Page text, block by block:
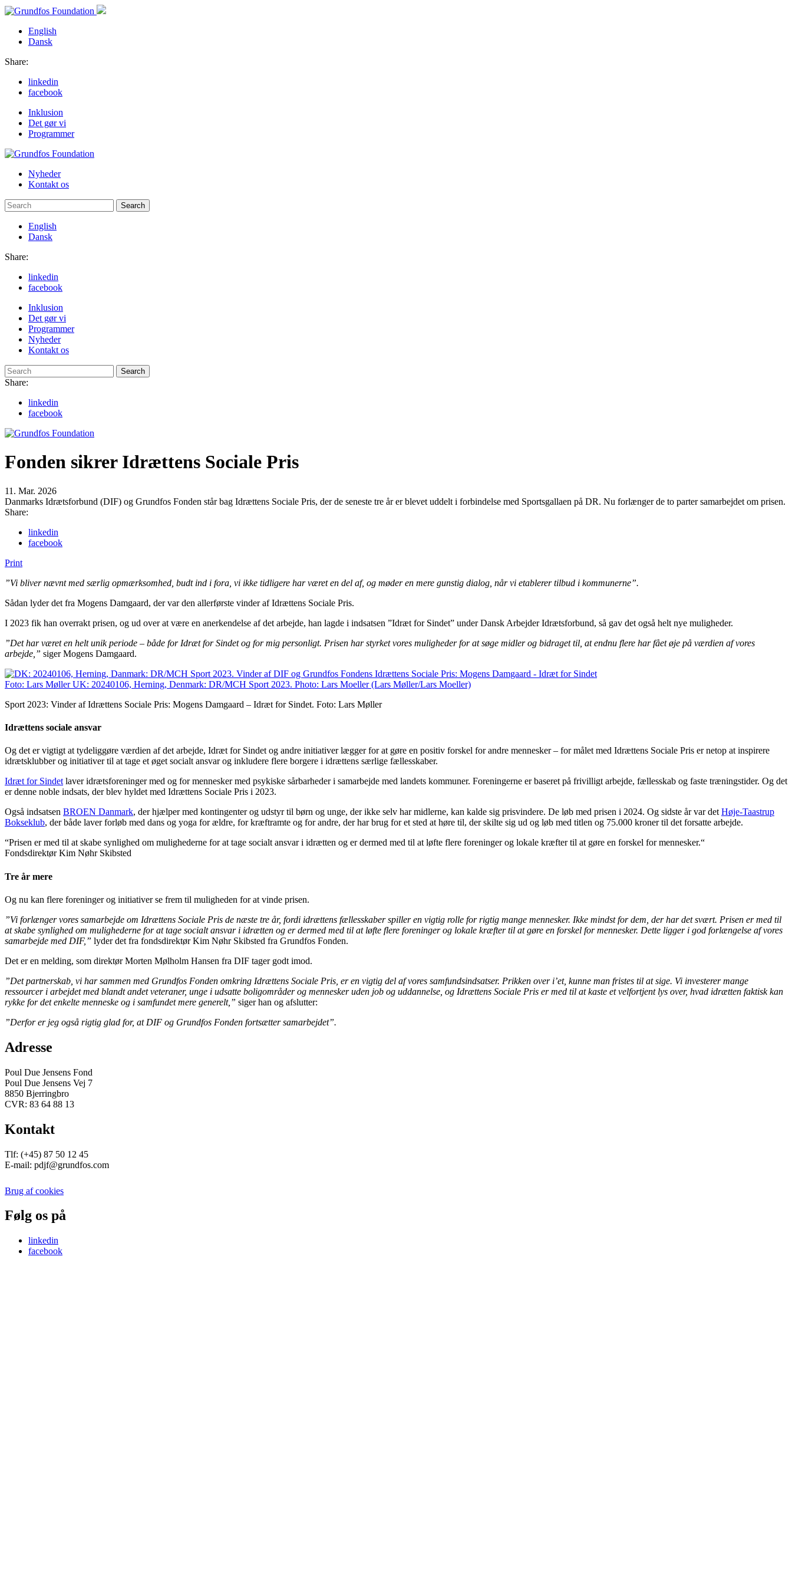
English
Dansk
Share:
linkedin
facebook
Inklusion
Det gør vi
Programmer
Nyheder
Kontakt os
Search
English
Dansk
Share:
linkedin
facebook
Inklusion
Det gør vi
Programmer
Nyheder
Kontakt os
Search
Share:
linkedin
facebook
Fonden sikrer Idrættens Sociale Pris
11. Mar. 2026
Danmarks Idrætsforbund (DIF) og Grundfos Fonden står bag Idrættens Sociale Pris, der de seneste tre år er blevet uddelt i forbindelse med Sportsgallaen på DR. Nu forlænger de to parter samarbejdet om prisen.
Share:
linkedin
facebook
Print
”Vi bliver nævnt med særlig opmærksomhed, budt ind i fora, vi ikke tidligere har været en del af, og møder en mere gunstig dialog, når vi etablerer tilbud i kommunerne”.
Sådan lyder det fra Mogens Damgaard, der var den allerførste vinder af Idrættens Sociale Pris.
I 2023 fik han overrakt prisen, og ud over at være en anerkendelse af det arbejde, han lagde i indsatsen ”Idræt for Sindet” under Dansk Arbejder Idrætsforbund, så gav det også helt nye muligheder.
”Det har været en helt unik periode – både for Idræt for Sindet og for mig personligt. Prisen har styrket vores muligheder for at søge midler og bidraget til, at endnu flere har fået øje på værdien af vores
arbejde,” siger Mogens Damgaard.
Sport 2023: Vinder af Idrættens Sociale Pris: Mogens Damgaard – Idræt for Sindet. Foto: Lars Møller
Idrættens sociale ansvar
Og det er vigtigt at tydeliggøre værdien af det arbejde, Idræt for Sindet og andre initiativer lægger for at gøre en positiv forskel for andre mennesker – for målet med Idrættens Sociale Pris er netop at inspirere
idrætsklubber og initiativer til at tage et øget socialt ansvar og inkludere flere borgere i idrættens særlige fællesskaber.
Idræt for Sindetlaver idrætsforeninger med og for mennesker med psykiske sårbarheder i samarbejde med landets kommuner. Foreningerne er baseret på frivilligt arbejde, fællesskab og faste træningstider. Og det
er denne noble indsats, der blev hyldet med Idrættens Sociale Pris i 2023.
Også indsatsen BROEN Danmark, der hjælper med kontingenter og udstyr til børn og unge, der ikke selv har midlerne, kan kalde sig prisvindere. De løb med prisen i 2024. Og sidste år var detHøje-Taastrup
Bokseklub, der både laver forløb med dans og yoga for ældre, for kræftramte og for andre, der har brug for et sted at høre til, der skilte sig ud og løb med titlen og 75.000 kroner til det forsatte arbejde.
“Prisen er med til at skabe synlighed om mulighederne for at tage socialt ansvar i idrætten og er dermed med til at løfte flere foreninger og lokale kræfter til at gøre en forskel for mennesker.“
Fondsdirektør Kim Nøhr Skibsted
Tre år mere
Og nu kan flere foreninger og initiativer se frem til muligheden for at vinde prisen.
”Vi forlænger vores samarbejde om Idrættens Sociale Pris de næste tre år, fordi idrættens fællesskaber spiller en vigtig rolle for rigtig mange mennesker. Ikke mindst for dem, der har det svært. Prisen er med til
at skabe synlighed om mulighederne for at tage socialt ansvar i idrætten og er dermed med til at løfte flere foreninger og lokale kræfter til at gøre en forskel for mennesker. Dette ligger i god forlængelse af vores
samarbejde med DIF,” lyder det fra fondsdirektør Kim Nøhr Skibsted fra Grundfos Fonden.
Det er en melding, som direktør Morten Mølholm Hansen fra DIF tager godt imod.
”Det partnerskab, vi har sammen med Grundfos Fonden omkring Idrættens Sociale Pris, er en vigtig del af vores samfundsindsatser. Prikken over i’et, kunne man fristes til at sige. Vi investerer mange
ressourcer i arbejdet med blandt andet veteraner, unge i udsatte boligområder og mennesker uden job og uddannelse, og Idrættens Sociale Pris er med til at kaste et velfortjent lys over, hvad idrætten faktisk kan
rykke for det enkelte menneske og i samfundet mere generelt,” siger han og afslutter:
”Derfor er jeg også rigtig glad for, at DIF og Grundfos Fonden fortsætter samarbejdet”.
Adresse
Poul Due Jensens Fond
Poul Due Jensens Vej 7
8850 Bjerringbro
CVR: 83 64 88 13
Kontakt
Tlf: (+45) 87 50 12 45
E-mail: pdjf@grundfos.com
Brug af cookies
Følg os på
linkedin
facebook